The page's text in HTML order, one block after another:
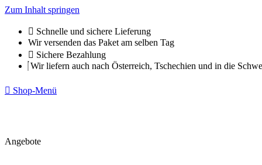
Zum Inhalt springen
Schnelle und sichere Lieferung
Wir versenden das Paket am selben Tag
Sichere Bezahlung
Wir liefern auch nach Österreich, Tschechien und in die
Shop-Menü
Angebote